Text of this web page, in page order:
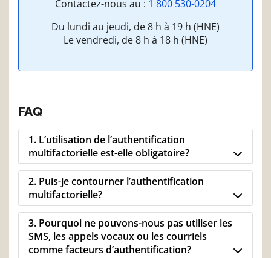
Contactez-nous au : 1 800 530-0204
Du lundi au jeudi, de 8 h à 19 h (HNE)
Le vendredi, de 8 h à 18 h (HNE)
FAQ
1. L’utilisation de l’authentification
multifactorielle est-elle obligatoire?
2. Puis-je contourner l’authentification
multifactorielle?
3. Pourquoi ne pouvons-nous pas utiliser les
SMS, les appels vocaux ou les courriels
comme facteurs d’authentification?